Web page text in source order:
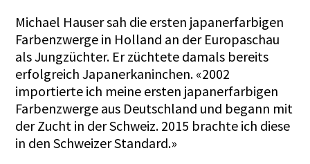
Michael Hauser sah die ersten japanerfarbigen
Farbenzwerge in Holland an der Europaschau
als Jungzüchter. Er züchtete damals bereits
erfolgreich Japanerkaninchen. «2002
importierte ich meine ersten japanerfarbigen
Farbenzwerge aus Deutschland und begann mit
der Zucht in der Schweiz. 2015 brachte ich diese
in den Schweizer Standard.»